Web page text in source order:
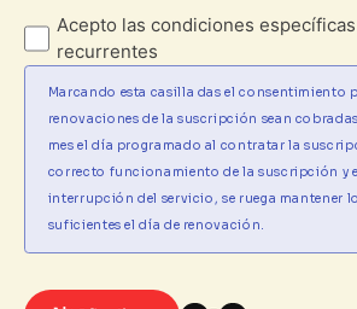
mensual
precio
2023
quantity
Acepto las condiciones
recurrentes
Marcando esta casilla das el consentimiento
renovaciones de la suscripción sean
mes el día programado al contratar la
correcto funcionamiento de la suscripción y
interrupción del servicio, se ruega mantener
suficientes el día de renovación.